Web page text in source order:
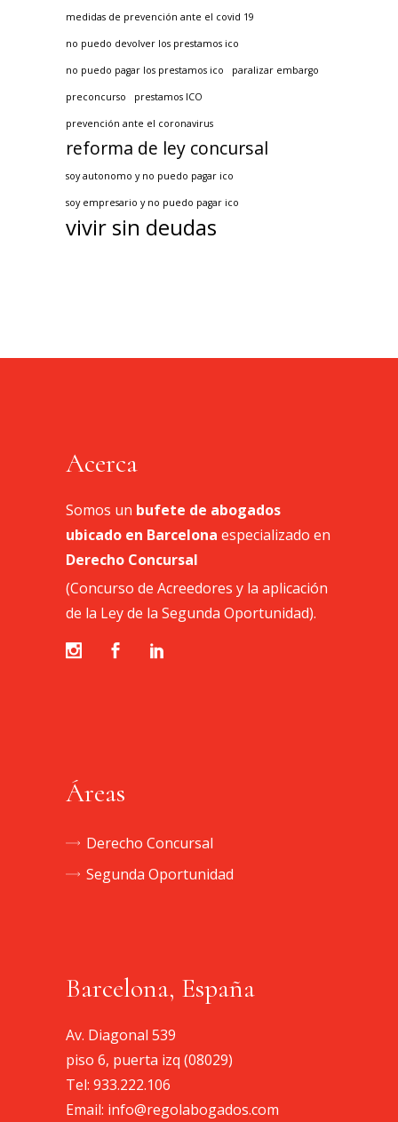
medidas de prevención ante el covid 19
no puedo devolver los prestamos ico
no puedo pagar los prestamos ico paralizar embargo
preconcurso prestamos ICO
prevención ante el coronavirus
reforma de ley concursal
soy autonomo y no puedo pagar ico
soy empresario y no puedo pagar ico
vivir sin deudas
Acerca
Somos un bufete de abogados
ubicado en Barcelona especializado en
Derecho Concursal
(Concurso de Acreedores y la aplicación
de la Ley de la Segunda Oportunidad).
Áreas
Derecho Concursal
Segunda Oportunidad
Barcelona, España
Av. Diagonal 539
piso 6, puerta izq (08029)
Tel: 933.222.106
Email: info@regolabogados.com